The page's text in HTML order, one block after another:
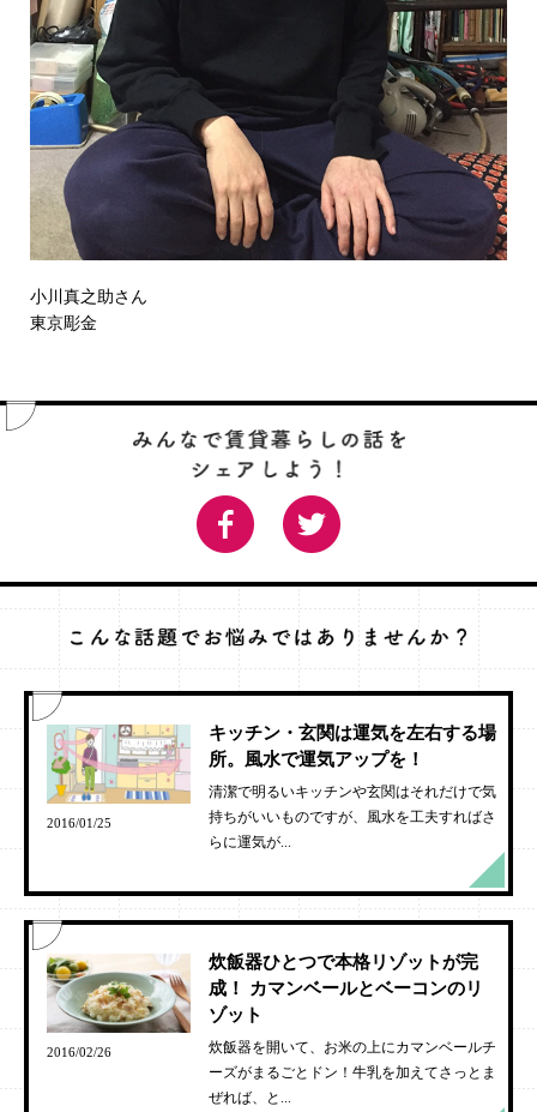
小川真之助さん
東京彫金
2016/01/25
キッチン・玄関は運気を左右する場
所。風水で運気アップを！
清潔で明るいキッチンや玄関はそれだけで気
持ちがいいものですが、風水を工夫すればさ
らに運気が...
2016/02/26
炊飯器ひとつで本格リゾットが完
成！ カマンベールとベーコンのリ
ゾット
炊飯器を開いて、お米の上にカマンベールチ
ーズがまるごとドン！牛乳を加えてさっとま
ぜれば、と...